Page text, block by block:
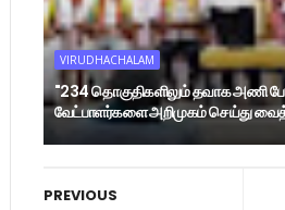
VIRUDHACHALAM
"234 தொகுதிகளிலும் தவாக அணி
வேட்பாளர்களை அறிமுகம் செய்து
PREVIOUS